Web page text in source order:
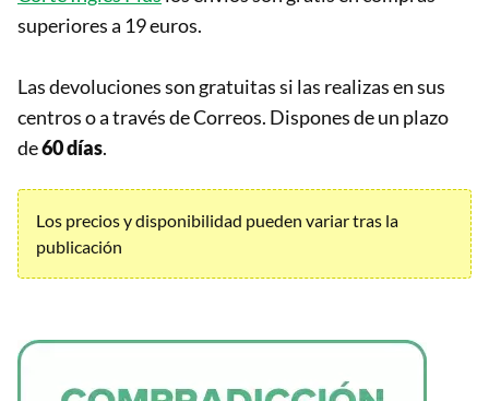
superiores a 19 euros.
Las devoluciones son gratuitas si las realizas en sus
centros o a través de Correos. Dispones de un plazo
de60 días.
Los precios y disponibilidad pueden variar tras la
publicación